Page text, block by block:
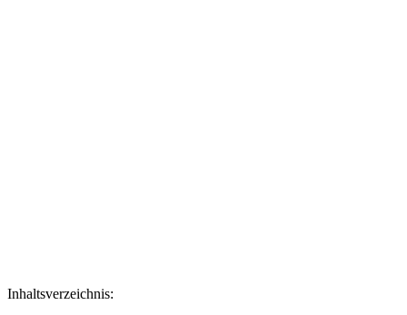
Inhaltsverzeichnis: